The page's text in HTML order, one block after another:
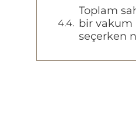
Toplam
bir vakum
seçerken